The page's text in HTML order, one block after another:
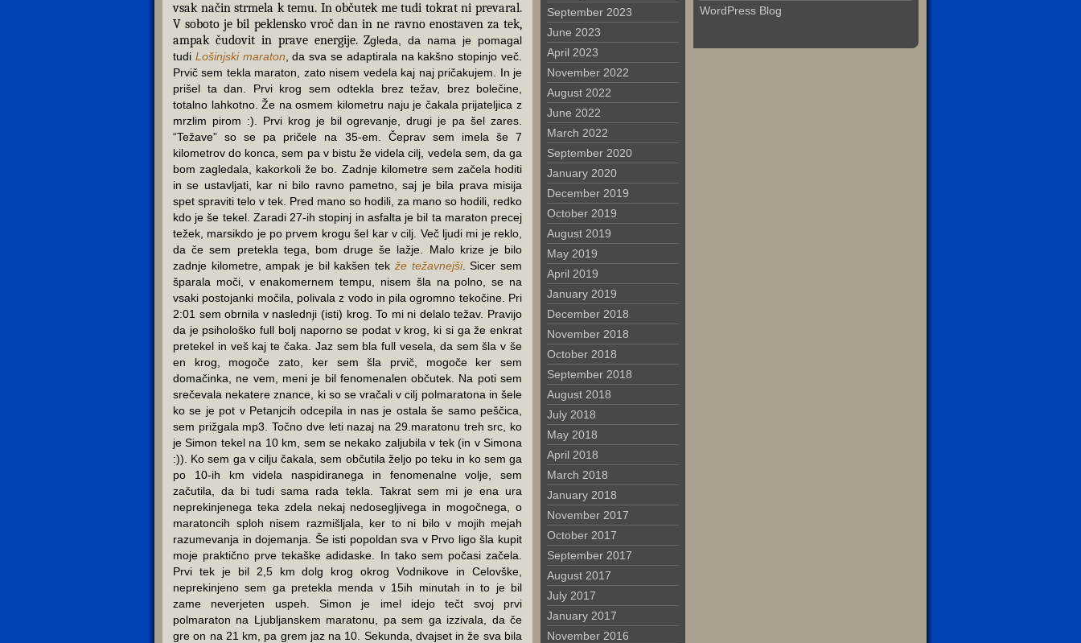
vsak način strmela k temu. In občutek me tudi tokrat ni prevaral.
V soboto je bil peklensko vroč dan in ne ravno enostaven za tek,
ampak čudovit in prave energije. Zgleda, da nama je pomagal
tudi Lošinjski maraton , da sva se adaptirala na kakšno stopinjo več.
Prvič sem tekla maraton, zato nisem vedela kaj naj pričakujem. In je
prišel ta dan. Prvi krog sem odtekla brez težav, brez bolečine,
totalno lahkotno. Že na osmem kilometru naju je čakala prijateljica z
mrzlim pirom :). Prvi krog je bil ogrevanje, drugi je pa šel zares.
“Težave” so se pa pričele na 35-em. Čeprav sem imela še 7
kilometrov do konca, sem pa v bistu že videla cilj, vedela sem, da ga
bom zagledala, kakorkoli že bo. Zadnje kilometre sem začela hoditi
in se ustavljati, kar ni bilo ravno pametno, saj je bila prava misija
spet spraviti telo v tek. Pred mano so hodili, za mano so hodili, redko
kdo je še tekel. Zaradi 27-ih stopinj in asfalta je bil ta maraton precej
težek, marsikdo je po prvem krogu šel kar v cilj. Več ljudi mi je reklo,
da če sem pretekla tega, bom druge še lažje. Malo krize je bilo
zadnje kilometre, ampak je bil kakšen tek že težavnejši. Sicer sem
šparala moči, v enakomernem tempu, nisem šla na polno, se na
vsaki postojanki močila, polivala z vodo in pila ogromno tekočine. Pri
2:01 sem obrnila v naslednji (isti) krog. To mi ni delalo težav. Pravijo
da je psihološko full bolj naporno se podat v krog, ki si ga že enkrat
pretekel in veš kaj te čaka. Jaz sem bla full vesela, da sem šla v še
en krog, mogoče zato, ker sem šla prvič, mogoče ker sem
domačinka, ne vem, meni je bil fenomenalen občutek. Na poti sem
srečevala nekatere znance, ki so se vračali v cilj polmaratona in šele
ko se je pot v Petanjcih odcepila in nas je ostala še samo peščica,
sem prižgala mp3. Točno dve leti nazaj na 29.maratonu treh src, ko
je Simon tekel na 10 km, sem se nekako zaljubila v tek (in v Simona
:)). Ko sem ga v cilju čakala, sem občutila željo po teku in ko sem ga
po 10-ih km videla naspidiranega in fenomenalne volje, sem
začutila, da bi tudi sama rada tekla. Takrat sem mi je ena ura
neprekinjenega teka zdela nekaj nedosegljivega in mogočnega, o
maratoncih sploh nisem razmišljala, ker to ni bilo v mojih mejah
razumevanja in dojemanja. Še isti popoldan sva v Prvo ligo šla kupit
moje praktično prve tekaške adidaske. In tako sem počasi začela.
Prvi tek je bil 2,5 km dolg krog okrog Vodnikove in Celovške,
neprekinjeno sem ga pretekla menda v 15ih minutah in to je bil
zame neverjeten uspeh. Simon je imel idejo tečt svoj prvi
polmaraton na Ljubljanskem maratonu, pa sem ga izzivala, da če
gre on na 21 km, pa grem jaz na 10. Sekunda, dvajset in že sva bila
September 2023
June 2023
April 2023
November 2022
August 2022
June 2022
March 2022
September 2020
January 2020
December 2019
October 2019
August 2019
May 2019
April 2019
January 2019
December 2018
November 2018
October 2018
September 2018
August 2018
July 2018
May 2018
April 2018
March 2018
January 2018
November 2017
October 2017
September 2017
August 2017
July 2017
January 2017
November 2016
WordPress Blog